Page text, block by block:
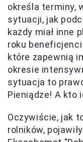
określa terminy,
sytuacji, jak
każdy miał inne
roku
które zapewnią
okresie
sytuacja to
Pieniądze! A kto
Oczywiście, jak
rolników,